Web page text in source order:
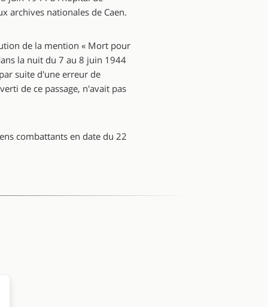
archives nationales de Caen.
de la mention « Mort pour
la nuit du 7 au 8 juin 1944
suite d'une erreur de
de ce passage, n'avait pas
combattants en date du 22